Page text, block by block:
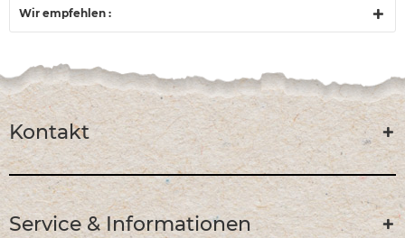
Wir empfehlen :
Kontakt
Service & Informationen